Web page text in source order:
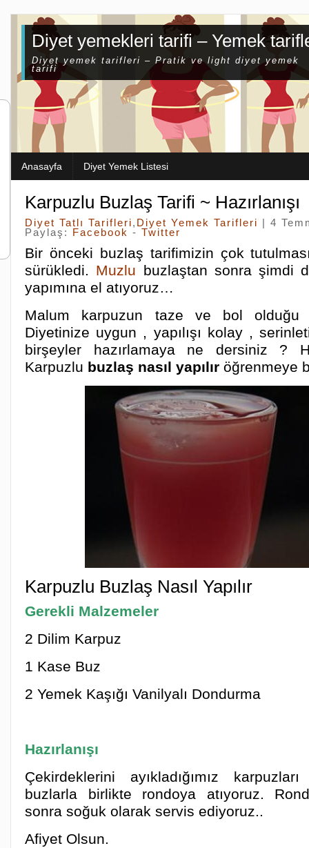
Diyet yemekleri tarifi – Yemek
Diyet yemek tarifleri – Pratik ve light diyet yemek
tarifi
Anasayfa Diyet Yemek Listesi
Karpuzlu Buzlaş Tarifi ~ Hazırlanışı
Diyet Tatlı Tarifleri, Diyet Yemek Tarifleri
| 4
Paylaş:
Facebook - Twitter
Bir önceki buzlaş tarifimizin çok
sürükledi. Muzlu buzlaştan sonra şimdi
yapımına el atıyoruz…
Malum karpuzun taze ve bol olduğu
Diyetinize uygun , yapılışı kolay ,
birşeyler hazırlamaya ne dersiniz ?
Karpuzlu buzlaş nasıl yapılır öğrenmeye
Karpuzlu Buzlaş Nasıl Yapılır
Gerekli Malzemeler
2 Dilim Karpuz
1 Kase Buz
2 Yemek Kaşığı Vanilyalı Dondurma
Hazırlanışı
Çekirdeklerini ayıkladığımız
buzlarla birlikte rondoya atıyoruz.
sonra soğuk olarak servis ediyoruz..
Afiyet Olsun.